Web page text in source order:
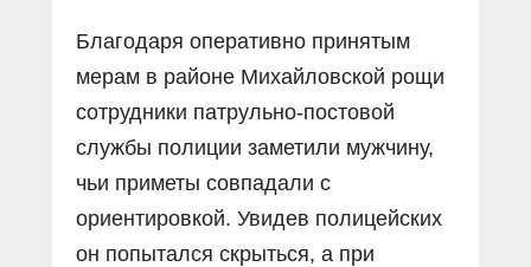
Благодаря оперативно принятым
мерам в районе Михайловской рощи
сотрудники патрульно-постовой
службы полиции заметили мужчину,
чьи приметы совпадали с
ориентировкой. Увидев полицейских
он попытался скрыться, а при